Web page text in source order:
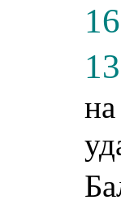
16
13